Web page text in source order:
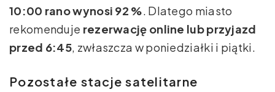
10:00 rano wynosi 92 %. Dlatego miasto
rekomenduje rezerwację online lub przyjazd
przed 6:45, zwłaszcza w poniedziałki i piątki.
Pozostałe stacje satelitarne